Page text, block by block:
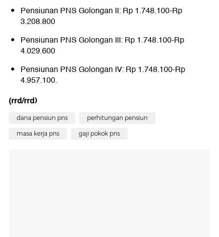
Pensiunan PNS Golongan II: Rp 1.748.100-Rp
3.208.800
Pensiunan PNS Golongan III: Rp 1.748.100-Rp
4.029.600
Pensiunan PNS Golongan IV: Rp 1.748.100-Rp
4.957.100.
(rrd/rrd)
dana pensiun pns perhitungan pensiun
masa kerja pns gaji pokok pns